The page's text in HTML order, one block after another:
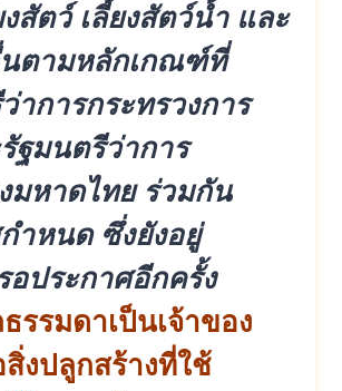
สัตว์ เลี้ยงสัตว์น้ำ และ
ตามหลักเกณฑ์ที่
าการกระทรวงการ
ฐมนตรีว่าการ
มหาดไทย ร่วมกัน
ำหนด ซึ่งยังอยู่
อประกาศอีกครั้ง
รรมดาเป็นเจ้าของ
งปลูกสร้างที่ใช้